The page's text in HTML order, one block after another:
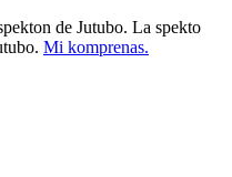
de Jutubo. La spekto
Mi komprenas.